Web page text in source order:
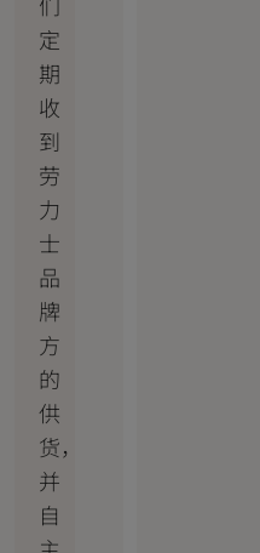
定
期
收
到
劳
力
士
品
牌
方
的
供
货，
并
自